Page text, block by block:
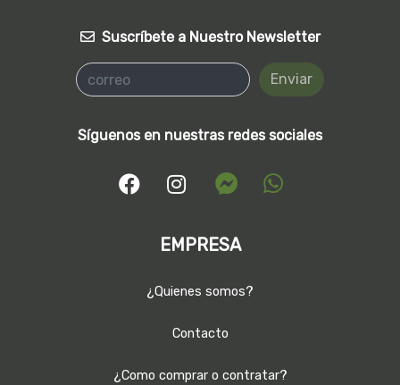
Suscríbete a Nuestro Newsletter
Enviar
Síguenos en nuestras redes sociales
EMPRESA
¿Quienes somos?
Contacto
¿Como comprar o contratar?